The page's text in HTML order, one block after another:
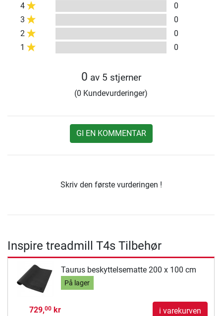
4
0
3
0
2
0
1
0
0 av 5 stjerner
(0 Kundevurderinger)
GI EN KOMMENTAR
Skriv den første vurderingen !
Inspire treadmill T4s Tilbehør
Taurus beskyttelsematte 200 x 100 cm
På lager
729,00kr i varekurven